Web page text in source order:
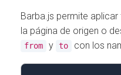
Barba.js permite
la página de origen o
from y to con los